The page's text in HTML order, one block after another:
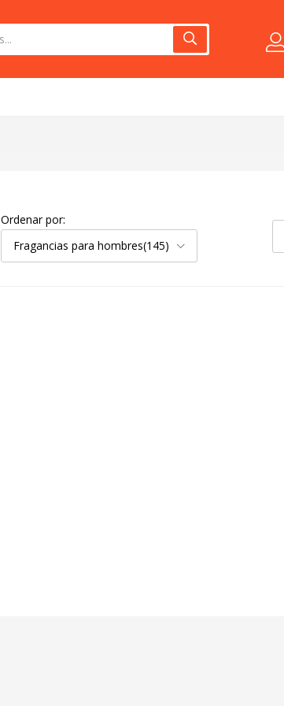
Ordenar por:
Fragancias para hombres(145)